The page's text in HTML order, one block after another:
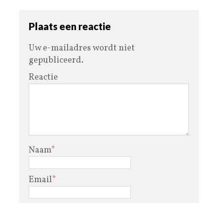
Plaats een reactie
Uw e-mailadres wordt niet
gepubliceerd.
Reactie
Naam*
Email*